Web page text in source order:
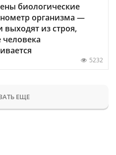
биологические
организма —
выходят из строя,
человека
5232
ЕЩЕ